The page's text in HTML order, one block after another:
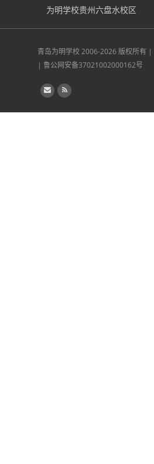
为明学校贵州六盘水校区
青岛为明学校2006-2026 版权所有 |
| 鲁公网安备37021002000162号